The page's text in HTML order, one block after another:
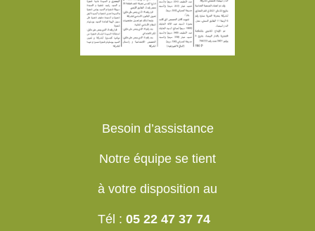
Besoin d’assistance
Notre équipe se tient
à votre disposition au
Tél : 05 22 47 37 74